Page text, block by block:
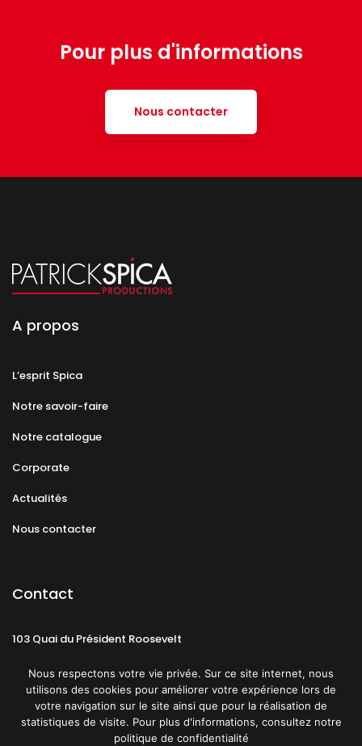
Pour plus d'informations
Nous contacter
A propos
L’esprit Spica
Notre savoir-faire
Notre catalogue
Corporate
Actualités
Nous contacter
Contact
103 Quai du Président Roosevelt
Nous respectons votre vie privée. Sur ce site internet, nous
utilisons des cookies pour améliorer votre expérience lors de
votre navigation sur le site ainsi que pour la réalisation de
statistiques de visite. Pour plus d'informations, consultez notre
politique de confidentialité